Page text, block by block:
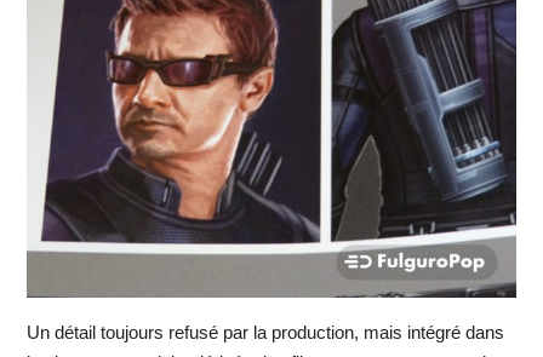
Un détail toujours refusé par la production, mais intégré dans